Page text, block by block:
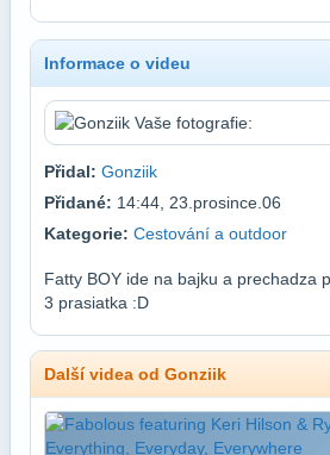
Informace o videu
Přidal: Gonziik
Přidané: 14:44, 23.prosince.06
Kategorie: Cestování a outdoor
Fatty BOY ide na bajku a prechadza
3 prasiatka :D
Další videa od Gonziik